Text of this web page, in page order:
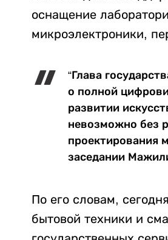
оснащение
микроэлектроники,
“Глава
о полной
развитии
невозможно без
проектирования
заседании
По его словам,
бытовой техники и